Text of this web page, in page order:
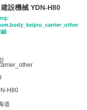
設機械 YDN-H80
細
H80
道